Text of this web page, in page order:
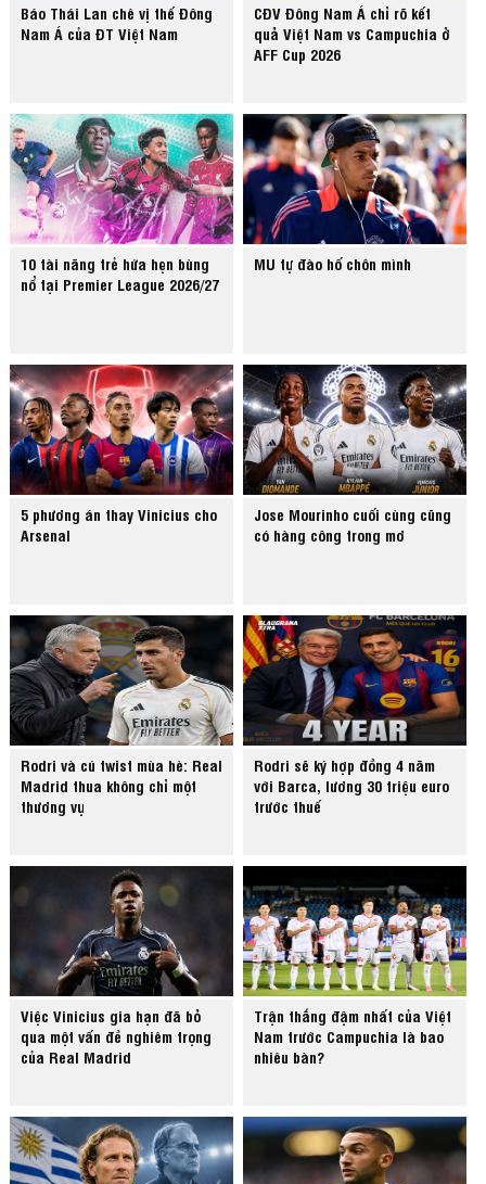
Báo Thái Lan chê vị thế Đông
Nam Á của ĐT Việt Nam
CĐV Đông Nam Á chỉ rõ kết
quả Việt Nam vs Campuchia ở
AFF Cup 2026
10 tài năng trẻ hứa hẹn bùng
nổ tại Premier League 2026/27
MU tự đào hố chôn mình
5 phương án thay Vinicius cho
Arsenal
Jose Mourinho cuối cùng cũng
có hàng công trong mơ
Rodri và cú twist mùa hè: Real
Madrid thua không chỉ một
thương vụ
Rodri sẽ ký hợp đồng 4 năm
với Barca, lương 30 triệu euro
trước thuế
Việc Vinicius gia hạn đã bỏ
qua một vấn đề nghiêm trọng
của Real Madrid
Trận thắng đậm nhất của Việt
Nam trước Campuchia là bao
nhiêu bàn?